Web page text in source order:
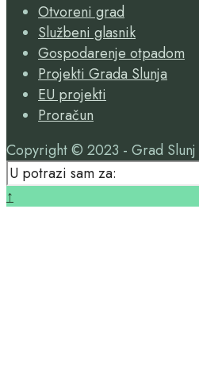
Window
Otvoreni grad
Službeni glasnik
Gospodarenje otpadom
Projekti Grada Slunja
EU projekti
Proračun
Copyright © 2023 - Grad Slunj
Search
for:
Close
↑